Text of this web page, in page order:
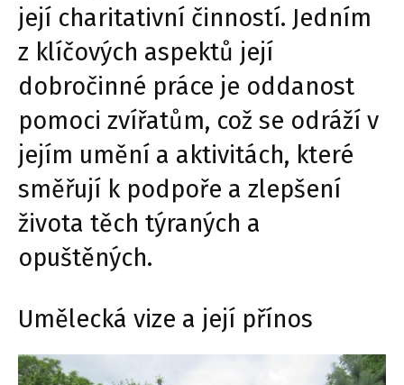
její charitativní činností. Jedním
z klíčových aspektů její
dobročinné práce je oddanost
pomoci zvířatům, což se odráží v
jejím umění a aktivitách, které
směřují k podpoře a zlepšení
života těch týraných a
opuštěných.
Umělecká vize a její přínos